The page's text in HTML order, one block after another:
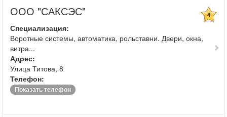
ООО "САКСЭС" 4
Специализация:
Воротные системы, автоматика, рольставни. Двери, окна,
витра...
Адрес:
Улица Титова, 8
Телефон:
Показать телефон